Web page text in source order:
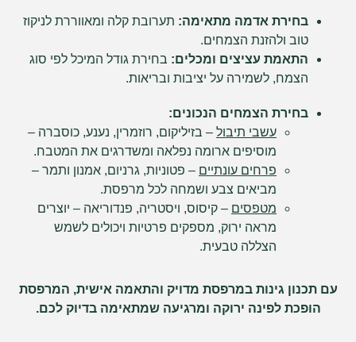
בחירת אדמה מתאימה: תערובת קלה ומאווררת לניקוז
טוב ולהזנת הצמחים.
התאמת עציצים ומכלים: בחירת גודל המיכל לפי סוג
הצמח, לשמירה על יציבות ובריאות.
בחירת הצמחים הנכונים:
עשבי תיבול – בזיליקום, רוזמרין, נענע, כוסברה –
מוסיפים ארומה נפלאה ומשדרגים את המטבח.
פרחים עונתיים – פטוניות, גרניום, אמנון ותמר –
מביאים צבע ושמחה לכל מרפסת.
מטפסים – קיסוס, ויסטריה, פנדוריאה – יוצרים
מראה ירוק, מספקים פרטיות ויכולים לשמש
הצללה טבעית.
עם תכנון גינות במרפסת מדויק והתאמה אישית, המרפסת
הופכת לפינה ירוקה ומרגיעה שמתאימה בדיוק לכם.